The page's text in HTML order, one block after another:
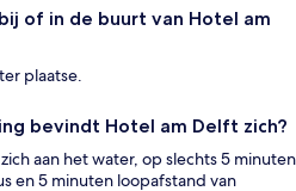
of in de buurt van Hotel am
plaatse.
bevindt Hotel am Delft zich?
aan het water, op slechts 5 minuten
en 5 minuten loopafstand van